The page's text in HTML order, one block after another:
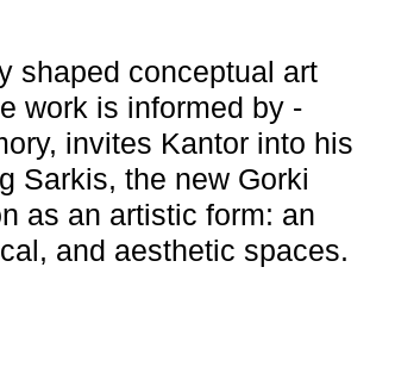
shaped conceptual art
work is informed by
invites Kantor into his
Sarkis, the new Gorki
as an artistic form: an
and aesthetic spaces.